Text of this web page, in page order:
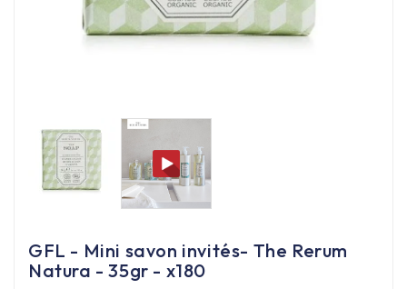
Les nouveaux produits
GFL - Mini savon invités- The Rerum
Natura - 35gr - x180